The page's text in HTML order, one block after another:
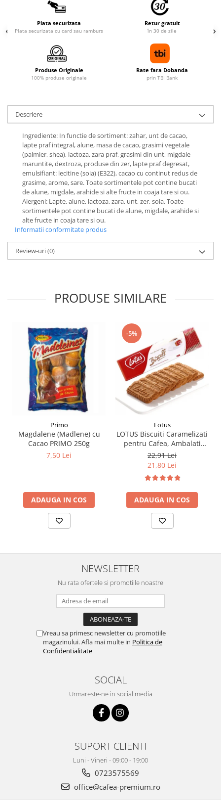
Plata securizata
Plata securizata cu card sau ramburs
Retur gratuit
în 30 de zile
Produse Originale
100% produse originale
Rate fara Dobanda
prin TBI Bank
Descriere
Ingrediente: In functie de sortiment: zahar, unt de cacao,
lapte praf integral, alune, masa de cacao, grasimi vegetale
(palmier, shea), lactoza, zara praf, grasimi din unt, migdale
maruntite, dextroza, produse din zer, lapte praf degresat,
emulsifiant: lecitine (soia) (E322), cacao cu continut redus de
grasime, arome, sare. Toate sortimentele pot contine bucati
de alune, migdale, arahide si alte fructe in coaja tare si ou.
Alergeni: Lapte, alune, lactoza, zara, unt, zer, soia. Toate
sortimentele pot contine bucati de alune, migdale, arahide si
alte fructe in coaja tare si ou.
Informatii conformitate produs
Review-uri(0)
PRODUSE SIMILARE
Primo
Magdalene (Madlene) cu
Cacao PRIMO 250g
7,50 Lei
ADAUGA IN COS
-5%
Lotus
LOTUS Biscuiti Caramelizati
pentru Cafea, Ambalati
Individual 50buc 312.5g
22,91 Lei
21,80 Lei
ADAUGA IN COS
NEWSLETTER
Nu rata ofertele si promotiile noastre
Vreau sa primesc newsletter cu promotiile
magazinului. Afla mai multe in Politica de
Confidentialitate
SOCIAL
Urmareste-ne in social media
SUPORT CLIENTI
Luni - Vineri - 09:00 - 19:00
0723575569
office@cafea-premium.ro